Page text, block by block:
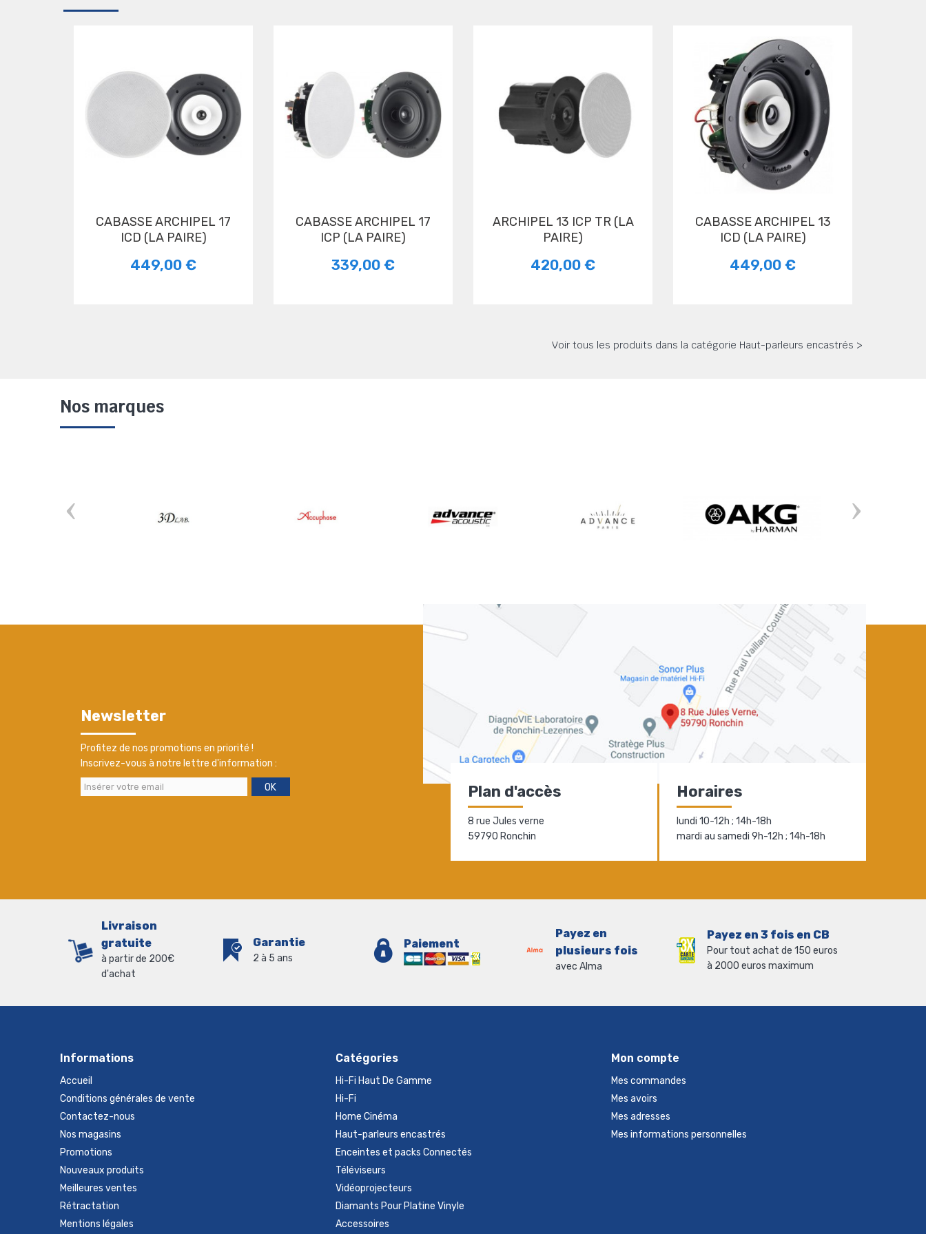
CABASSE ARCHIPEL 17
ICD (LA PAIRE)
449,00 €
CABASSE ARCHIPEL 17
ICP (LA PAIRE)
339,00 €
ARCHIPEL 13 ICP TR (LA
PAIRE)
420,00 €
CABASSE ARCHIPEL 13
ICD (LA PAIRE)
449,00 €
Voir tous les produits dans la catégorie Haut-parleurs encastrés >
Nos marques
Plan d'accès
8 rue Jules verne
59790 Ronchin
Horaires
lundi 10-12h ; 14h-18h
mardi au samedi 9h-12h ; 14h-18h
Newsletter
Profitez de nos promotions en priorité !
Inscrivez-vous à notre lettre d'information :
OK
Livraison
gratuite
à partir de 200€
d'achat
Garantie
2 à 5 ans
Paiement
Payez en
plusieurs fois
avec Alma
Payez en 3 fois en CB
Pour tout achat de 150 euros
à 2000 euros maximum
Informations
Accueil
Conditions générales de vente
Contactez-nous
Nos magasins
Promotions
Nouveaux produits
Meilleures ventes
Rétractation
Mentions légales
Catégories
Hi-Fi Haut De Gamme
Hi-Fi
Home Cinéma
Haut-parleurs encastrés
Enceintes et packs Connectés
Téléviseurs
Vidéoprojecteurs
Diamants Pour Platine Vinyle
Accessoires
Mon compte
Mes commandes
Mes avoirs
Mes adresses
Mes informations personnelles